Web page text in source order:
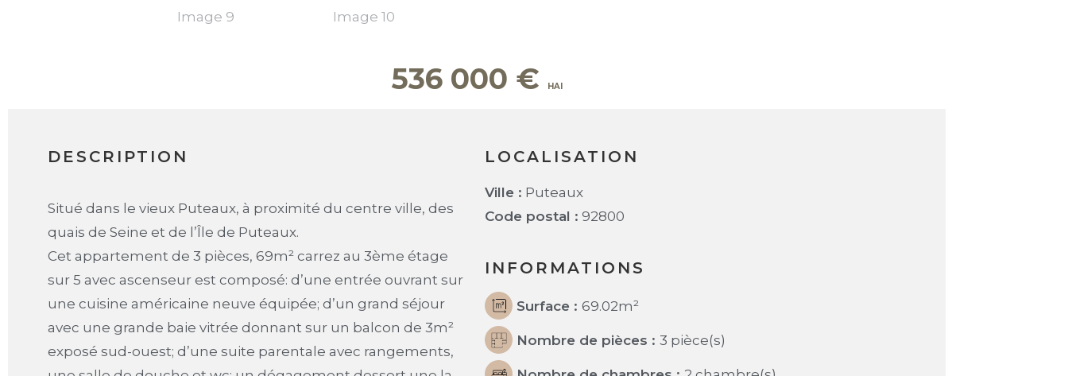
536 000 €
DESCRIPTION
Situé dans le vieux Puteaux, à proximité du centre ville, des
quais de Seine et de l’Île de Puteaux.
Cet appartement de 3 pièces, 69m² carrez au 3ème étage
sur 5 avec ascenseur est composé: d’une entrée ouvrant sur
une cuisine américaine neuve équipée; d’un grand séjour
avec une grande baie vitrée donnant sur un balcon de 3m²
exposé sud-ouest; d’une suite parentale avec rangements,
LOCALISATION
Ville : Puteaux
Code postal : 92800
INFORMATIONS
Surface : 69.02m²
Nombre de pièces : 3 pièce(s)